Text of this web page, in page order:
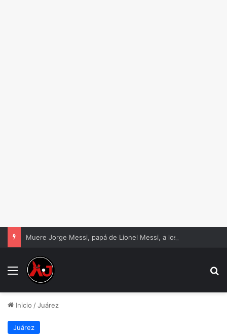
Muere Jorge Messi, papá de Lionel Messi, a los 68 años
Menu
Inicio /Juárez
Juárez